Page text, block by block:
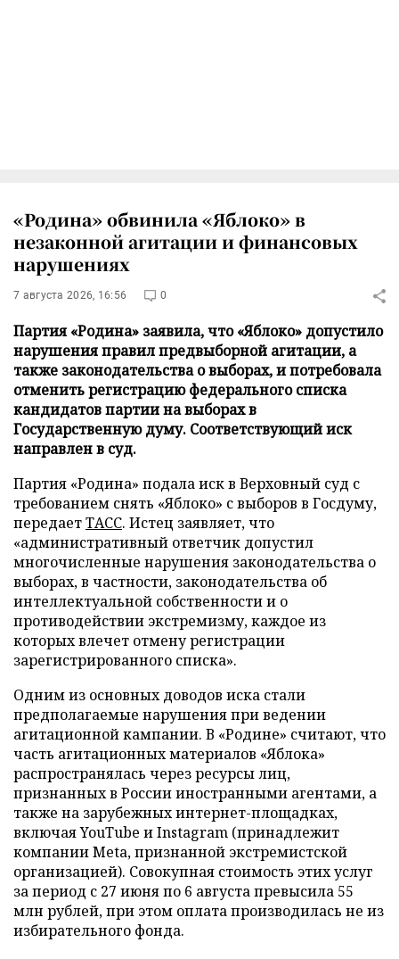
«Родина» обвинила «Яблоко» в
незаконной агитации и финансовых
нарушениях
7 августа 2026, 16:56 0
Партия «Родина» заявила, что «Яблоко» допустило
нарушения правил предвыборной агитации, а
также законодательства о выборах, и потребовала
отменить регистрацию федерального списка
кандидатов партии на выборах в
Государственную думу. Соответствующий иск
направлен в суд.
Партия «Родина» подала иск в Верховный суд с
требованием снять «Яблоко» с выборов в Госдуму,
передаетТАСС. Истец заявляет, что
«административный ответчик допустил
многочисленные нарушения законодательства о
выборах, в частности, законодательства об
интеллектуальной собственности и о
противодействии экстремизму, каждое из
которых влечет отмену регистрации
зарегистрированного списка».
Одним из основных доводов иска стали
предполагаемые нарушения при ведении
агитационной кампании. В «Родине» считают, что
часть агитационных материалов «Яблока»
распространялась через ресурсы лиц,
признанных в России иностранными агентами, а
также на зарубежных интернет-площадках,
включая YouTube и Instagram (принадлежит
компании Meta, признанной экстремистской
организацией). Совокупная стоимость этих услуг
за период с 27 июня по 6 августа превысила 55
млн рублей, при этом оплата производилась не из
избирательного фонда.